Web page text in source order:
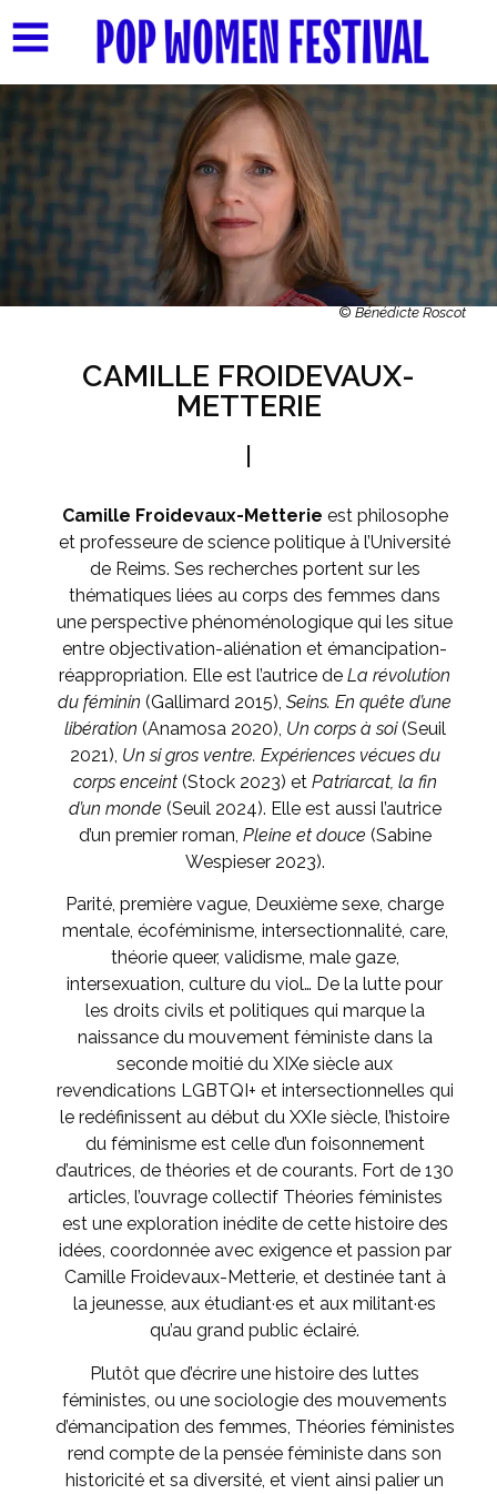
©Bénédicte Roscot
CAMILLE FROIDEVAUX-
METTERIE
Camille Froidevaux-Metterie est philosophe
et professeure de science politique à l’Université
de Reims. Ses recherches portent sur les
thématiques liées au corps des femmes dans
une perspective phénoménologique qui les situe
entre objectivation-aliénation et émancipation-
réappropriation. Elle est l’autrice deLa révolution
du féminin (Gallimard 2015),Seins. En quête d’une
libération (Anamosa 2020), Un corps à soi(Seuil
2021), Un si gros ventre. Expériences vécues du
corps enceint(Stock 2023) et Patriarcat, la fin
d’un monde (Seuil 2024). Elle est aussi l’autrice
d’un premier roman, Pleine et douce (Sabine
Wespieser 2023).
Parité, première vague, Deuxième sexe, charge
mentale, écoféminisme, intersectionnalité, care,
théorie queer, validisme, male gaze,
intersexuation, culture du viol… De la lutte pour
les droits civils et politiques qui marque la
naissance du mouvement féministe dans la
seconde moitié du XIXe siècle aux
revendications LGBTQI+ et intersectionnelles qui
le redéfinissent au début du XXIe siècle, l’histoire
du féminisme est celle d’un foisonnement
d’autrices, de théories et de courants. Fort de 130
articles, l’ouvrage collectif Théories féministes
est une exploration inédite de cette histoire des
idées, coordonnée avec exigence et passion par
Camille Froidevaux-Metterie, et destinée tant à
la jeunesse, aux étudiant·es et aux militant·es
qu’au grand public éclairé.
Plutôt que d’écrire une histoire des luttes
féministes, ou une sociologie des mouvements
d’émancipation des femmes, Théories féministes
rend compte de la pensée féministe dans son
historicité et sa diversité, et vient ainsi palier un